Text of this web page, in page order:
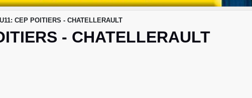
CEP POITIERS - CHATELLERAULT
- CHATELLERAULT